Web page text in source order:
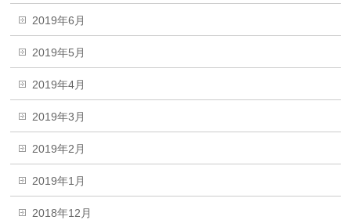
2019年6月
2019年5月
2019年4月
2019年3月
2019年2月
2019年1月
2018年12月